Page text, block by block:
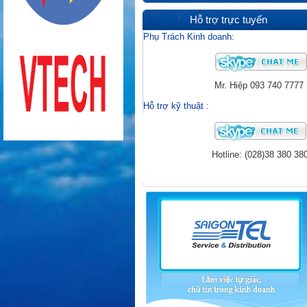
Hỗ trợ trực tuyến
Phụ Trách Kinh doanh:
Mr. Hiệp 093 740 7777
Hỗ trợ kỹ thuật :
Hotline: (028)38 380